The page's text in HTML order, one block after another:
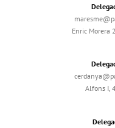
Enric Morera
Alfons I,